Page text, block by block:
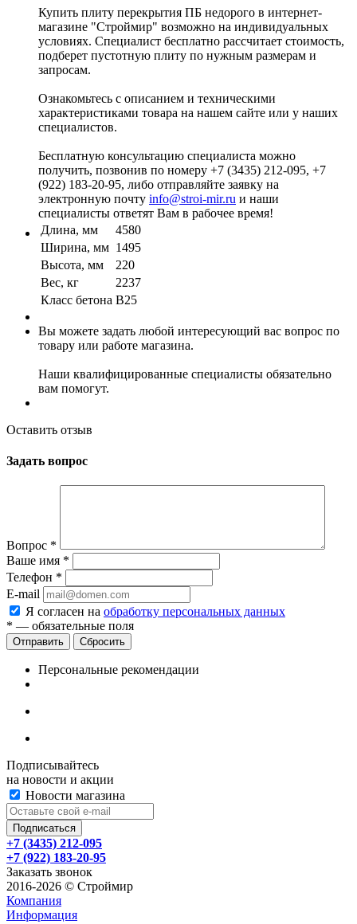
Купить плиту перекрытия ПБ недорого в интернет-
магазине "Строймир" возможно на индивидуальных
условиях. Специалист бесплатно рассчитает стоимость,
подберет пустотную плиту по нужным размерам и
запросам.
Ознакомьтесь с описанием и техническими
характеристиками товара на нашем сайте или у наших
специалистов.
Бесплатную консультацию специалиста можно
получить, позвонив по номеру +7 (3435) 212-095, +7
(922) 183-20-95, либо отправляйте заявку на
электронную почту info@stroi-mir.ru и наши
специалисты ответят Вам в рабочее время!
Длина, мм
4580
Ширина, мм 1495
Высота, мм
220
Вес, кг
2237
Класс бетона B25
Вы можете задать любой интересующий вас вопрос по
товару или работе магазина.
Наши квалифицированные специалисты обязательно
вам помогут.
Оставить отзыв
Задать вопрос
Вопрос *
Ваше имя *
Телефон *
E-mail
Я согласен на обработку персональных данных
* — обязательные поля
Сбросить
Персональные рекомендации
Подписывайтесь
на новости и акции
Новости магазина
+7 (3435) 212-095
+7 (922) 183-20-95
Заказать звонок
2016-2026 © Строймир
Компания
Информация